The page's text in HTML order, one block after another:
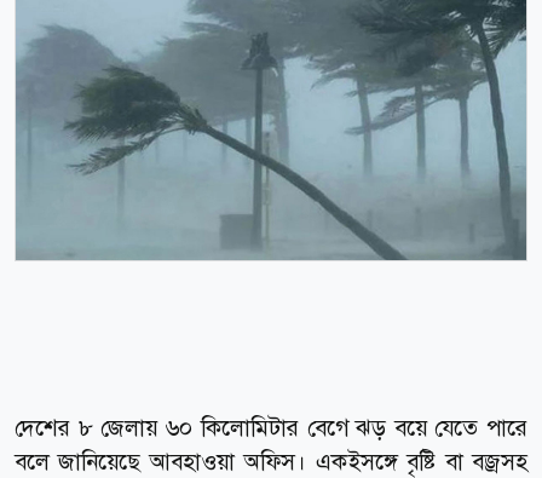
দেশের ৮ জেলায় ৬০ কিলোমিটার বেগে ঝড় বয়ে যেতে পারে
বলে জানিয়েছে আবহাওয়া অফিস। একইসঙ্গে বৃষ্টি বা বজ্রসহ